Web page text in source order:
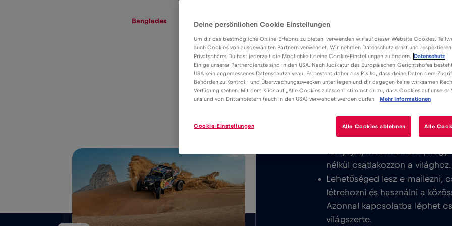
Banglades
4€/GB
Előnyök Leírás
Töltse le a könnyen telepíthető Red
élvezze a korlátlan mobilinternetet
Soha nem számítunk fel
kártyáját, készen áll arra,
nélkül csatlakozzon a világhoz.
Lehetőséged lesz e-mailezni,
létrehozni és használni a
Azonnal kapcsolatba léphet
világszerte.
Deine persönlichen Cookie Einstellungen
Um dir das bestmögliche Online-Erlebnis zu bieten, verwenden wir auf dieser Website Cookies.
auch Cookies von ausgewählten Partnern verwendet. Wir nehmen Datenschutz ernst und
Privatsphäre: Du hast jederzeit die Möglichkeit deine Cookie-Einstellungen zu ändern.
Datenschutz
Einige unserer Partnerdienste sind in den USA. Nach Judikatur des Europäischen Gerichtshofes
USA kein angemessenes Datenschutzniveau. Es besteht daher das Risiko, dass deine Daten dem
Behörden zu Kontroll- und Überwachungszwecken unterliegen und dir dagegen keine wirksamen
Verfügung stehen. Mit dem Klick auf „Alle Cookies zulassen“ stimmst du zu, dass Cookies auf unserer
uns und von Drittanbietern (auch in den USA) verwendet werden dürfen.
Mehr Informationen
Alle Cookies ablehnen Alle
Cookie-Einstellungen